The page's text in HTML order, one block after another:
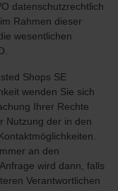
datenschutzrechtlich
Rahmen dieser
wesentlichen
Shops SE
wenden Sie sich
Ihrer Rechte
Nutzung der in den
an den
wird dann, falls
Verantwortlichen